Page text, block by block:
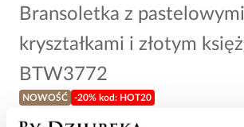
Bransoletka z pastelowymi
kryształkami i złotym
BTW3772
NOWOŚĆ -20% kod: HOT20